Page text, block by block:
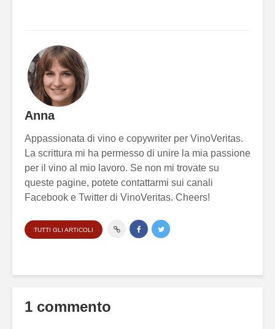
Anna
Appassionata di vino e copywriter per VinoVeritas.
La scrittura mi ha permesso di unire la mia passione
per il vino al mio lavoro. Se non mi trovate su
queste pagine, potete contattarmi sui canali
Facebook e Twitter di VinoVeritas. Cheers!
TUTTI GLI ARTICOLI
1 commento